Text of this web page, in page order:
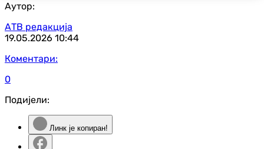
Аутор:
АТВ редакција
19.05.2026 10:44
Коментари:
0
Подијели:
Линк је копиран!